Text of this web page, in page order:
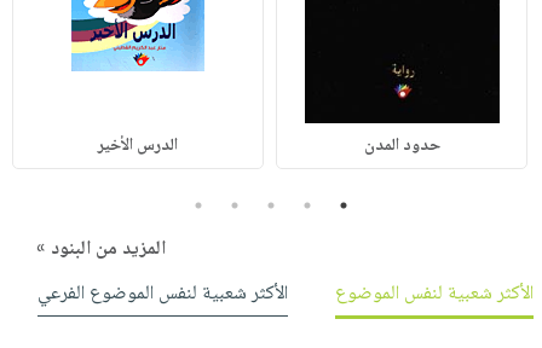
حدود المدن الدرس الأخير
1
2
3
4
5
المزيد من البنود »
الأكثر شعبية لنفس الموضوع
الأكثر شعبية لنفس الموضوع الفرعي